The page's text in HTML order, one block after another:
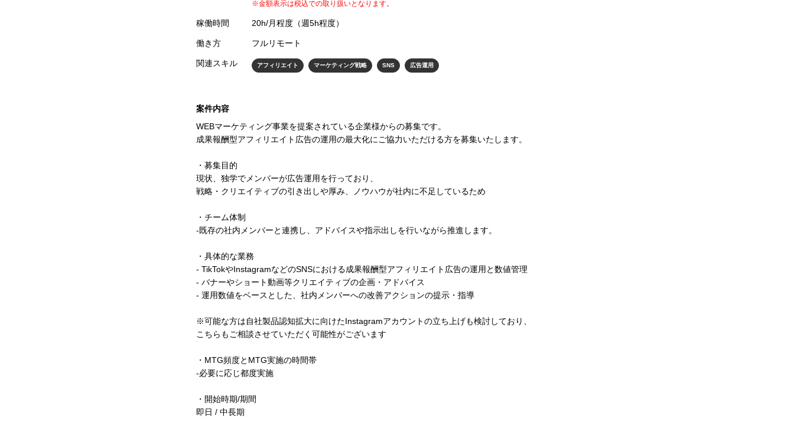
※金額表示は税込での取り扱いとなります。
稼働時間 20h/月程度（週5h程度）
働き方 フルリモート
関連スキル アフィリエイト マーケティング戦略 SNS 広告運用
案件内容
WEBマーケティング事業を提案されている企業様からの募集です。
成果報酬型アフィリエイト広告の運用の最大化にご協力いただける方を募集いたします。
・募集目的
現状、独学でメンバーが広告運用を行っており、
戦略・クリエイティブの引き出しや厚み、ノウハウが社内に不足しているため
・チーム体制
‐既存の社内メンバーと連携し、アドバイスや指示出しを行いながら推進します。
・具体的な業務
- TikTokやInstagramなどのSNSにおける成果報酬型アフィリエイト広告の運用と数値管理
- バナーやショート動画等クリエイティブの企画・アドバイス
- 運用数値をベースとした、社内メンバーへの改善アクションの提示・指導
※可能な方は自社製品認知拡大に向けたInstagramアカウントの立ち上げも検討しており、
こちらもご相談させていただく可能性がございます
・MTG頻度とMTG実施の時間帯
‐必要に応じ都度実施
・開始時期/期間
即日 / 中長期